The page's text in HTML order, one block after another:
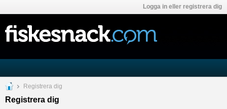
Logga in eller registrera dig
Registrera dig
Registrera dig